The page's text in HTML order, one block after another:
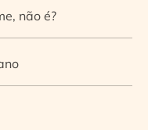
não é?